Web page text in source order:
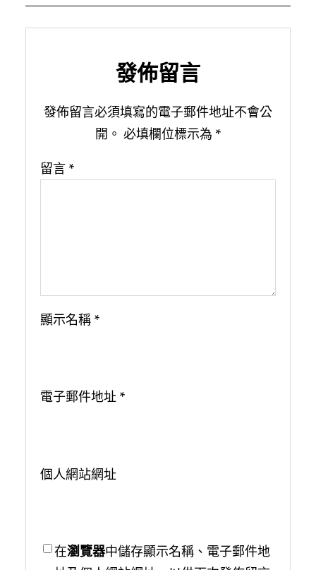
發佈留言
發佈留言必須填寫的電子郵件地址不會公
開。 必填欄位標示為 *
留言 *
顯示名稱 *
電子郵件地址 *
個人網站網址
在瀏覽器中儲存顯示名稱、電子郵件地